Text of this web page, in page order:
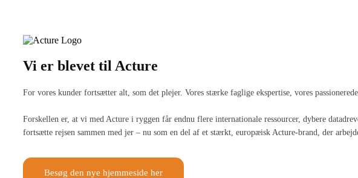
Vi er blevet til Acture
For vores kunder fortsætter alt, som det plejer. Vores stærke faglige ekspertise, vores
Forskellen er, at vi med Acture i ryggen får endnu flere internationale ressourcer, dybere
fortsætte rejsen sammen med jer – nu som en del af et stærkt, europæisk Acture-brand, der
Besøg den nye hjemmeside her